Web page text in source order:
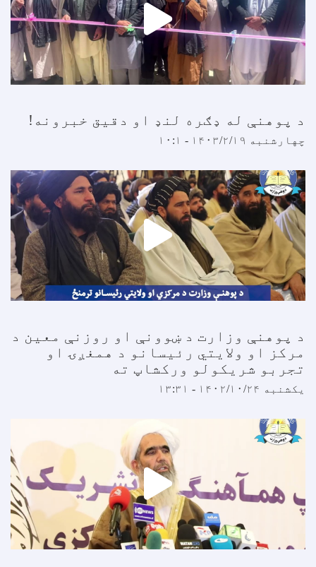
د پوهنې له ډګره لنډ او دقیق خبرونه!
چهارشنبه ۱۴۰۳/۲/۱۹ - ۱۰:۱
د پوهنې وزارت د ښوونې او روزنې معین د
مرکز او ولایتي رئیسانو د همغږۍ او
تجربو شریکولو ورکشاپ ته
یکشنبه ۱۴۰۲/۱۰/۲۴ - ۱۳:۳۱